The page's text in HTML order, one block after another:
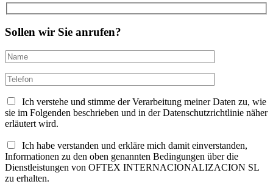
Sollen wir Sie anrufen?
Ich verstehe und stimme der Verarbeitung meiner Daten zu, wie
sie im Folgenden beschrieben und in der Datenschutzrichtlinie näher
erläutert wird.
Ich habe verstanden und erkläre mich damit einverstanden,
Informationen zu den oben genannten Bedingungen über die
Dienstleistungen von OFTEX INTERNACIONALIZACION SL
zu erhalten.